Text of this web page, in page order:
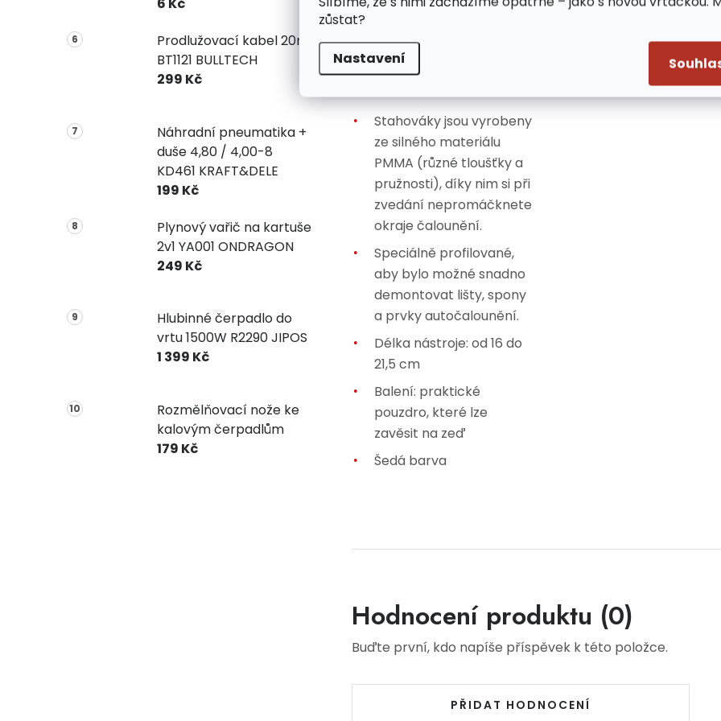
zůstat?
Nastavení
Prodlužovací kabel 20m
BT1121 BULLTECH
299 Kč
Náhradní pneumatika +
duše 4,80 / 4,00-8
KD461 KRAFT&DELE
199 Kč
Plynový vařič na kartuše
2v1 YA001 ONDRAGON
249 Kč
Hlubinné čerpadlo do
vrtu 1500W R2290 JIPOS
1 399 Kč
Rozmělňovací nože ke
kalovým čerpadlům
179 Kč
karosářských a
Výhody:
Stahováky jsou vyrobeny
ze silného materiálu
PMMA (různé tloušťky a
pružnosti), díky nim si při
zvedání nepromáčknete
okraje čalounění.
Speciálně profilované,
aby bylo možné snadno
demontovat lišty, spony
a prvky autočalounění.
Délka nástroje: od 16 do
21,5 cm
Balení: praktické
pouzdro, které lze
zavěsit na zeď
Šedá barva
Hodnocení produktu (0)
Buďte první, kdo napíše příspěvek k této položce.
PŘIDAT HODNOCENÍ